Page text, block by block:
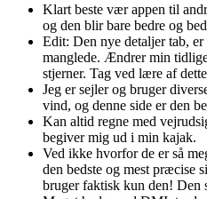
Klart beste vær appen til
og den blir bare bedre og
Edit: Den nye detaljer tab,
manglede. Ændrer min
stjerner. Tag ved lære af
Jeg er sejler og bruger
vind, og denne side er den
Kan altid regne med
begiver mig ud i min kajak.
Ved ikke hvorfor de er så
den bedste og mest præcise
bruger faktisk kun den!